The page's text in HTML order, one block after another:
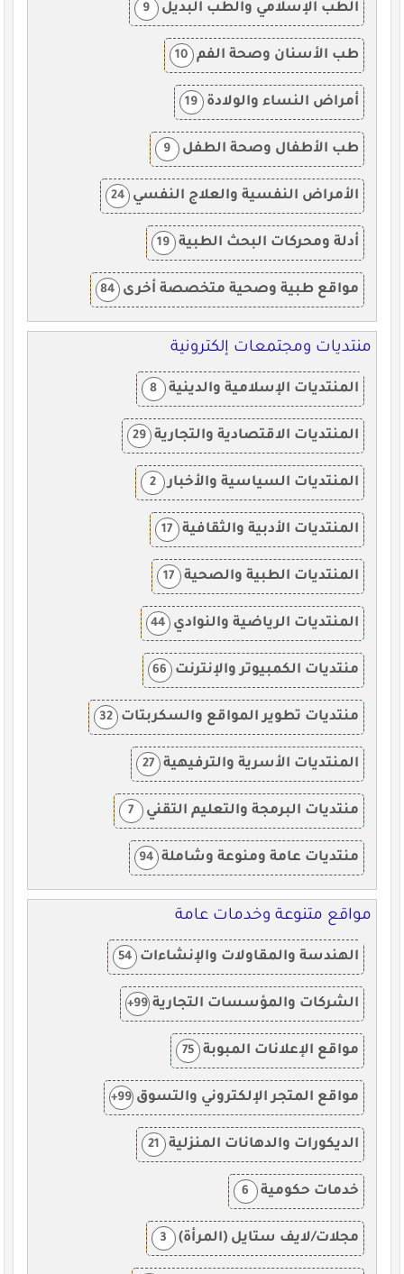
الطب الإسلامي والطب البديل 9
طب الأسنان وصحة الفم 10
أمراض النساء والولادة 19
طب الأطفال وصحة الطفل 9
الأمراض النفسية والعلاج النفسي 24
أدلة ومحركات البحث الطبية 19
مواقع طبية وصحية متخصصة أخرى 84
منتديات ومجتمعات إلكترونية
المنتديات الإسلامية والدينية 8
المنتديات الاقتصادية والتجارية 29
المنتديات السياسية والأخبار 2
المنتديات الأدبية والثقافية 17
المنتديات الطبية والصحية 17
المنتديات الرياضية والنوادي 44
منتديات الكمبيوتر والإنترنت 66
منتديات تطوير المواقع والسكربتات 32
المنتديات الأسرية والترفيهية 27
منتديات البرمجة والتعليم التقني 7
منتديات عامة ومنوعة وشاملة 94
مواقع متنوعة وخدمات عامة
الهندسة والمقاولات والإنشاءات 54
الشركات والمؤسسات التجارية 99+
مواقع الإعلانات المبوبة 75
مواقع المتجر الإلكتروني والتسوق 99+
الديكورات والدهانات المنزلية 21
خدمات حكومية 6
مجلات/لايف ستايل (المرأة) 3